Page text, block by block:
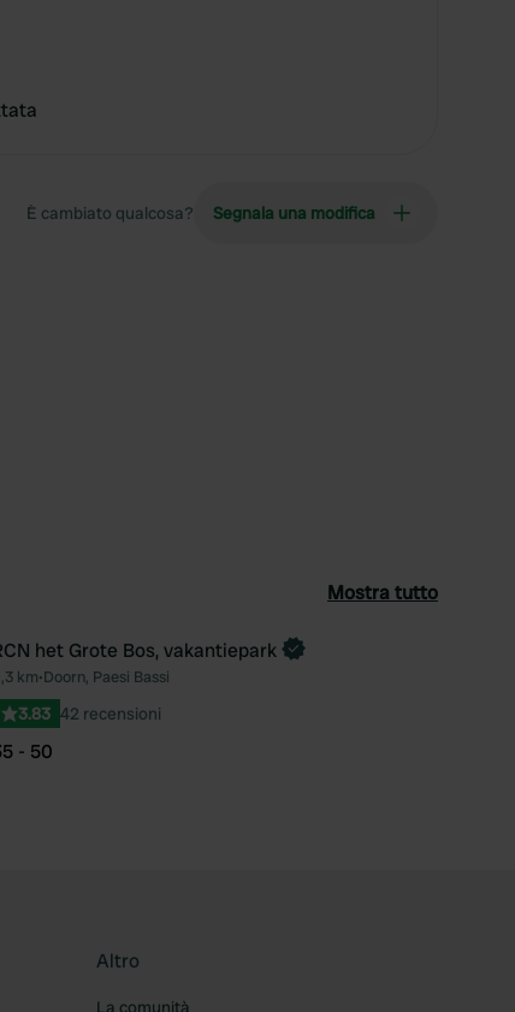
È cambiato qualcosa? Segnala una modifica
Mostra tutto
Prenota ora
het Grote Bos, vakantiepark
km•Doorn, Paesi Bassi
3.83 42 recensioni
- 50
Altro
La comunità